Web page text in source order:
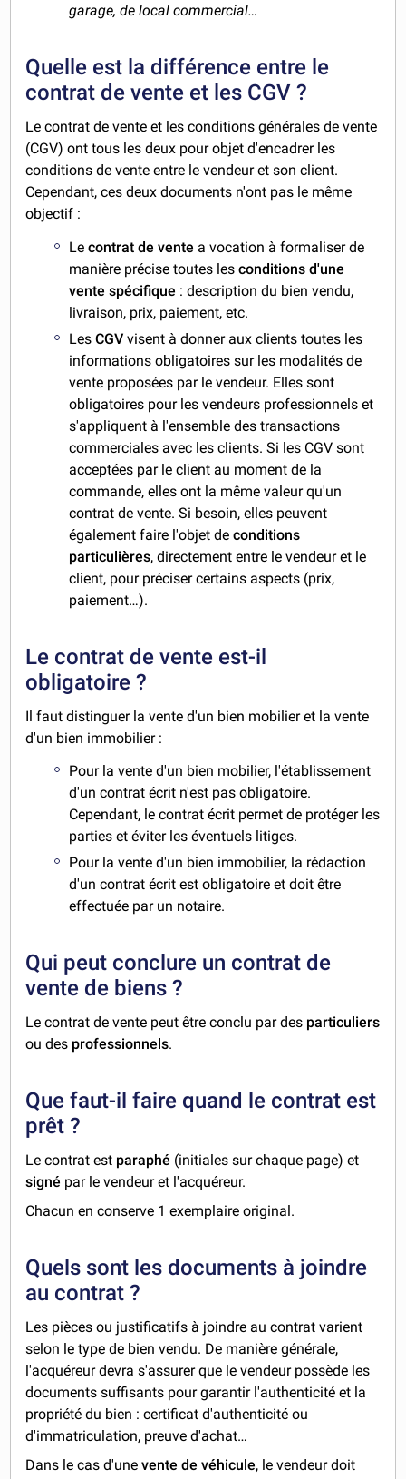
garage, de local commercial…
Quelle est la différence entre le
contrat de vente et les CGV ?
Le contrat de vente et les conditions générales de vente
(CGV) ont tous les deux pour objet d'encadrer les
conditions de vente entre le vendeur et son client.
Cependant, ces deux documents n'ont pas le même
objectif :
Lecontrat de vente a vocation à formaliser de
manière précise toutes lesconditions d'une
vente spécifique : description du bien vendu,
livraison, prix, paiement, etc.
LesCGVvisent à donner aux clients toutes les
informations obligatoires sur les modalités de
vente proposées par le vendeur. Elles sont
obligatoires pour les vendeurs professionnels et
s'appliquent à l'ensemble des transactions
commerciales avec les clients. Si les CGV sont
acceptées par le client au moment de la
commande, elles ont la même valeur qu'un
contrat de vente. Si besoin, elles peuvent
également faire l'objet deconditions
particulières, directement entre le vendeur et le
client, pour préciser certains aspects (prix,
paiement…).
Le contrat de vente est-il
obligatoire ?
Il faut distinguer la vente d'un bien mobilier et la vente
d'un bien immobilier :
Pour la vente d'un bien mobilier, l'établissement
d'un contrat écrit n'est pas obligatoire.
Cependant, le contrat écrit permet de protéger les
parties et éviter les éventuels litiges.
Pour la vente d'un bien immobilier, la rédaction
d'un contrat écrit est obligatoire et doit être
effectuée par un notaire.
Qui peut conclure un contrat de
vente de biens ?
Le contrat de vente peut être conclu par des particuliers
ou des professionnels.
Que faut-il faire quand le contrat est
prêt ?
Le contrat est paraphé (initiales sur chaque page) et
signé par le vendeur et l'acquéreur.
Chacun en conserve 1 exemplaire original.
Quels sont les documents à joindre
au contrat ?
Les pièces ou justificatifs à joindre au contrat varient
selon le type de bien vendu. De manière générale,
l'acquéreur devra s'assurer que le vendeur possède les
documents suffisants pour garantir l'authenticité et la
propriété du bien : certificat d'authenticité ou
d'immatriculation, preuve d'achat…
Dans le cas d'unevente de véhicule, le vendeur doit